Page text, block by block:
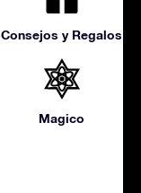
Consejos y Regalos
Magico